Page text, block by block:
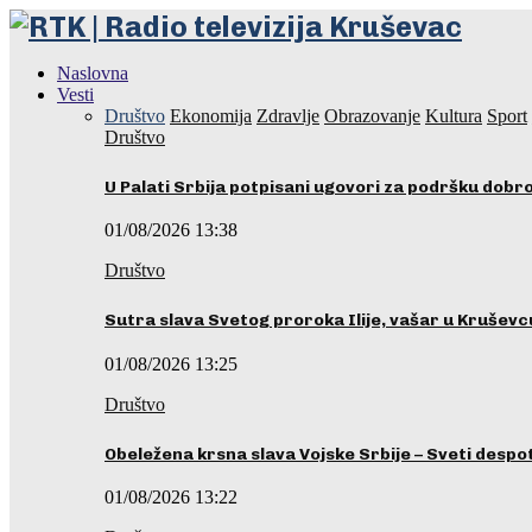
Naslovna
Vesti
Društvo Ekonomija Zdravlje Obrazovanje Kultura Sport
Društvo
U Palati Srbija potpisani ugovori za podršku
01/08/2026 13:38
Društvo
Sutra slava Svetog proroka Ilije, vašar u
01/08/2026 13:25
Društvo
Obeležena krsna slava Vojske Srbije – Sveti
01/08/2026 13:22